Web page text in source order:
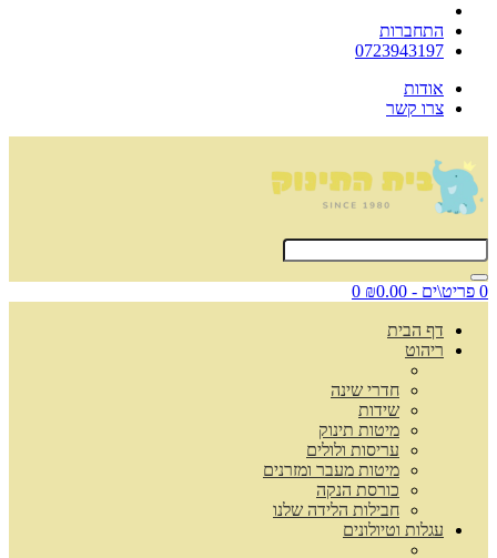
התחברות
0723943197
אודות
צרו קשר
0 פריט\ים - ₪0.00 0
דף הבית
ריהוט
חדרי שינה
שידות
מיטות תינוק
עריסות ולולים
מיטות מעבר ומזרנים
כורסת הנקה
חבילות הלידה שלנו
עגלות וטיולונים